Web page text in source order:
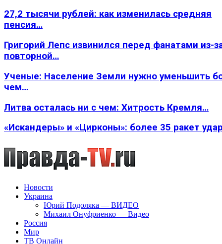
27,2 тысячи рублей: как изменилась средняя
пенсия…
Григорий Лепс извинился перед фанатами из-
повторной…
Ученые: Население Земли нужно уменьшить
чем…
Литва осталась ни с чем: Хитрость Кремля…
«Искандеры» и «Цирконы»: более 35 ракет
Новости
Украина
Юрий Подоляка — ВИДЕО
Михаил Онуфриенко — Видео
Россия
Мир
ТВ Онлайн